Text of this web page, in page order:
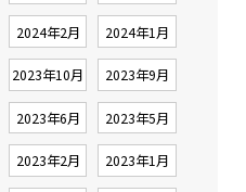
2024年2月 2024年1月
2023年10月 2023年9月
2023年6月 2023年5月
2023年2月 2023年1月